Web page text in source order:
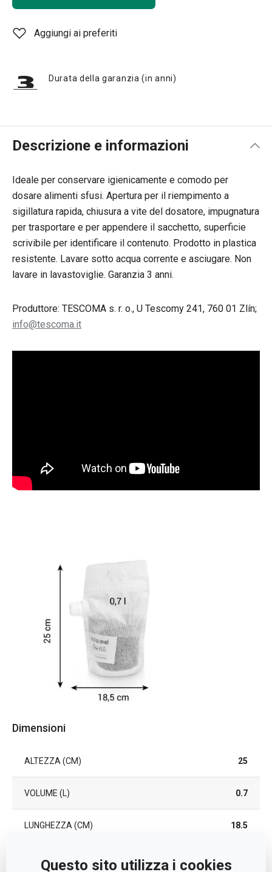
Questo sito utilizza i cookies
Aggiungi ai preferiti
Durata della garanzia (in anni)
Descrizione e informazioni
Ideale per conservare igienicamente e comodo per
dosare alimenti sfusi. Apertura per il riempimento a
sigillatura rapida, chiusura a vite del dosatore, impugnatura
per trasportare e per appendere il sacchetto, superficie
scrivibile per identificare il contenuto. Prodotto in plastica
resistente. Lavare sotto acqua corrente e asciugare. Non
lavare in lavastoviglie. Garanzia 3 anni.
Produttore: TESCOMA s. r. o., U Tescomy 241, 760 01 Zlín;
info@tescoma.it
Dimensioni
ALTEZZA (CM) 25
VOLUME (L) 0.7
LUNGHEZZA (CM) 18.5